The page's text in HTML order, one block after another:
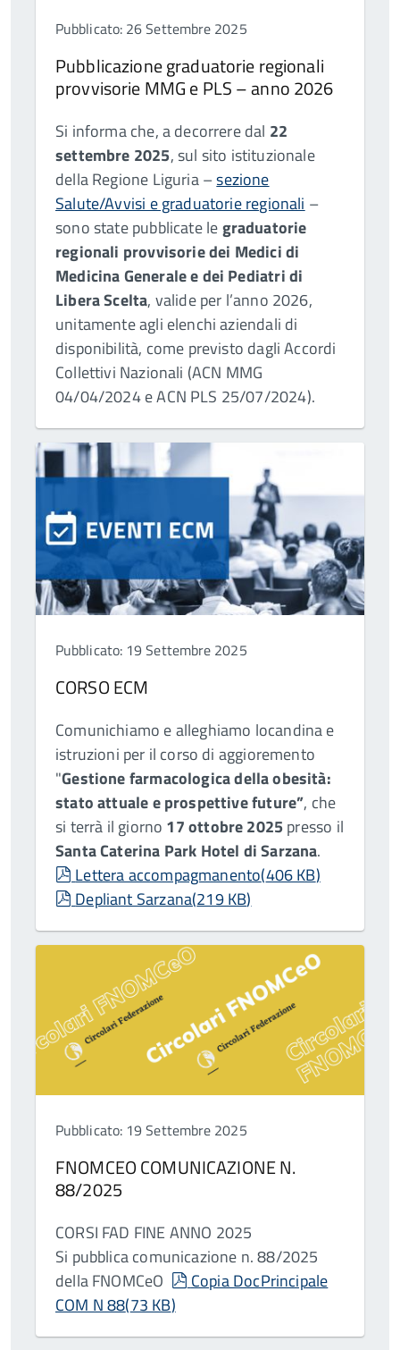
Pubblicato: 26 Settembre 2025
Pubblicazione graduatorie regionali
provvisorie MMG e PLS – anno 2026
Si informa che, a decorrere dal 22
settembre 2025, sul sito istituzionale
della Regione Liguria –sezione
Salute/Avvisi e graduatorie regionali –
sono state pubblicate legraduatorie
regionali provvisorie dei Medici di
Medicina Generale e dei Pediatri di
Libera Scelta, valide per l’anno 2026,
unitamente agli elenchi aziendali di
disponibilità, come previsto dagli Accordi
Collettivi Nazionali (ACN MMG
04/04/2024 e ACN PLS 25/07/2024).
Pubblicato: 19 Settembre 2025
CORSO ECM
Comunichiamo e alleghiamo locandina e
istruzioni per il corso di aggioremento
"Gestione farmacologica della obesità:
stato attuale e prospettive future”, che
si terrà il giorno 17 ottobre 2025presso il
Santa Caterina Park Hotel di Sarzana.
pdf
Lettera accompagmanento(406 KB)
pdf
Depliant Sarzana(219 KB)
Pubblicato: 19 Settembre 2025
FNOMCEO COMUNICAZIONE N.
88/2025
CORSI FAD FINE ANNO 2025
Si pubblica comunicazione n. 88/2025
della FNOMCeO
pdf
Copia DocPrincipale
COM N 88(73 KB)